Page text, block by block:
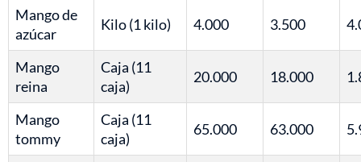
Mango de
azúcar
Kilo (1 kilo) 4.000 3.500
Mango
reina
Caja (11
caja)
20.000 18.000
Mango
tommy
Caja (11
caja)
65.000 63.000